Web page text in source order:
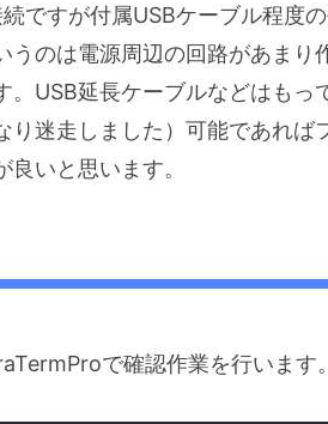
ですが付属USBケーブル程度
うのは電源周辺の回路があまり
。USB延長ケーブルなどはも
り迷走しました）可能であれば
いと思います。
で確認作業を行います。